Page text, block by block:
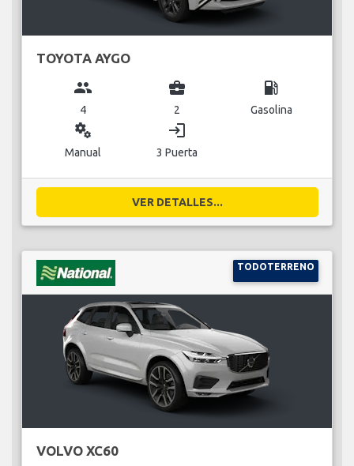
TOYOTA AYGO
group
4
business_center
2
local_gas_station
Gasolina
miscellaneous_services
Manual
login
3 Puerta
VER DETALLES...
TODOTERRENO
VOLVO XC60